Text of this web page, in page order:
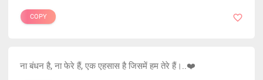
COPY
ना बंधन है, ना फेरे हैं, एक एहसास है जिसमें हम तेरे हैं।..❤️